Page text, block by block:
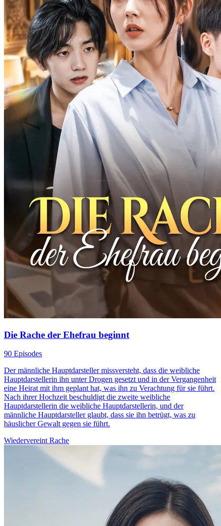
Die Rache der Ehefrau beginnt
90 Episodes
Der männliche Hauptdarsteller missversteht, dass die weibliche
Hauptdarstellerin ihn unter Drogen gesetzt und in der Vergangenheit
eine Heirat mit ihm geplant hat, was ihn zu Verachtung für sie führt.
Nach ihrer Hochzeit beschuldigt die zweite weibliche
Hauptdarstellerin die weibliche Hauptdarstellerin, und der
männliche Hauptdarsteller glaubt, dass sie ihn betrügt, was zu
häuslicher Gewalt gegen sie führt.
Wiedervereint Rache